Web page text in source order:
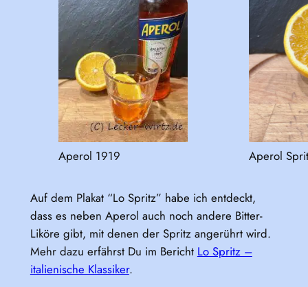
Aperol 1919 Aperol
Auf dem Plakat “Lo Spritz” habe ich entdeckt,
dass es neben Aperol auch noch andere Bitter-
Liköre gibt, mit denen der Spritz angerührt wird.
Mehr dazu erfährst Du im Bericht Lo Spritz –
italienische Klassiker.